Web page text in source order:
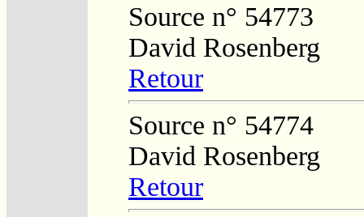
Source n° 54773
David Rosenberg
Retour
Source n° 54774
David Rosenberg
Retour